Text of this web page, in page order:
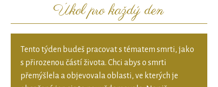
Úkol pro každý den
Tento týden budeš pracovat s tématem smrti, jako
s přirozenou částí života. Chci abys o smrti
přemýšlela a objevovala oblasti, ve kterých je